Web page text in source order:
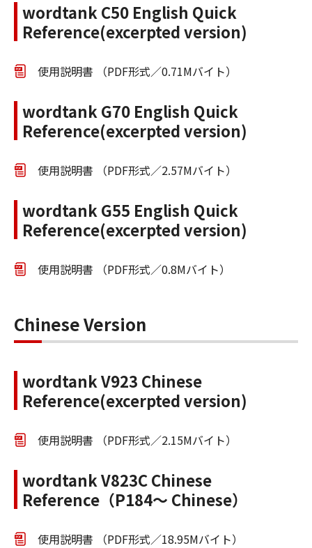
wordtank C50 English Quick
Reference(excerpted version)
使用説明書 （PDF形式／0.71Mバイト）
wordtank G70 English Quick
Reference(excerpted version)
使用説明書 （PDF形式／2.57Mバイト）
wordtank G55 English Quick
Reference(excerpted version)
使用説明書 （PDF形式／0.8Mバイト）
Chinese Version
wordtank V923 Chinese
Reference(excerpted version)
使用説明書 （PDF形式／2.15Mバイト）
wordtank V823C Chinese
Reference（P184～ Chinese）
使用説明書 （PDF形式／18.95Mバイト）